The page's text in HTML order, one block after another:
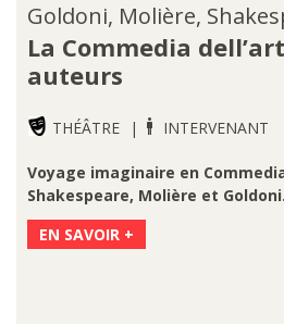
Goldoni, Molière,
La Commedia
auteurs
THÉÂTRE INTERVENANT
Voyage imaginaire en
Shakespeare, Molière et Goldoni.
EN SAVOIR +